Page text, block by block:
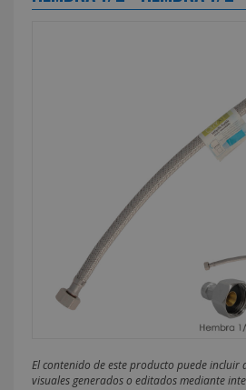
El contenido de este producto puede incluir
visuales generados o editados mediante